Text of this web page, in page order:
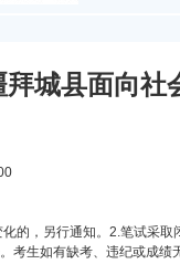
城县面向社
的，另行通知。2.笔试采
考生如有缺考、违纪或成绩